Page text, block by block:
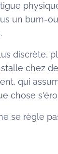
un burn-
discrète,
chez
qui
chose
se règle